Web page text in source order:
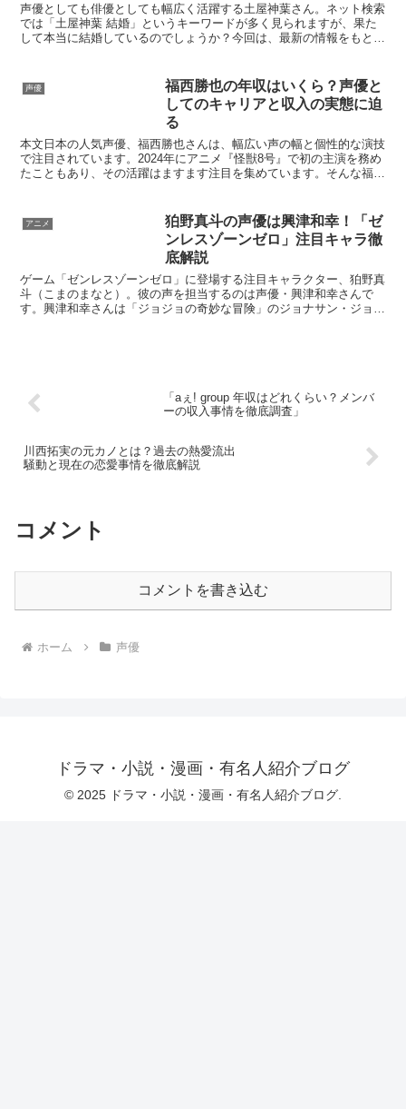
声優としても俳優としても幅広く活躍する土屋神葉さん。ネット検索
では「土屋神葉 結婚」というキーワードが多く見られますが、果た
して本当に結婚しているのでしょうか？今回は、最新の情報をもとに
声優
福西勝也の年収はいくら？声優と
してのキャリアと収入の実態に迫
る
本文日本の人気声優、福西勝也さんは、幅広い声の幅と個性的な演技
で注目されています。2024年にアニメ『怪獣8号』で初の主演を務め
たこともあり、その活躍はますます注目を集めています。そんな福西
アニメ
狛野真斗の声優は興津和幸！「ゼ
ンレスゾーンゼロ」注目キャラ徹
底解説
ゲーム「ゼンレスゾーンゼロ」に登場する注目キャラクター、狛野真
斗（こまのまなと）。彼の声を担当するのは声優・興津和幸さんで
す。興津和幸さんは「ジョジョの奇妙な冒険」のジョナサン・ジョー
「aぇ! group 年収はどれくらい？メンバ
ーの収入事情を徹底調査」
川西拓実の元カノとは？過去の熱愛流出
騒動と現在の恋愛事情を徹底解説
コメント
コメントを書き込む
ホーム 声優
ドラマ・小説・漫画・有名人紹介ブログ
© 2025 ドラマ・小説・漫画・有名人紹介ブログ.